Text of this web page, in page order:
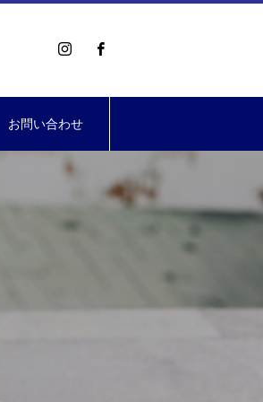
お問い合わせ